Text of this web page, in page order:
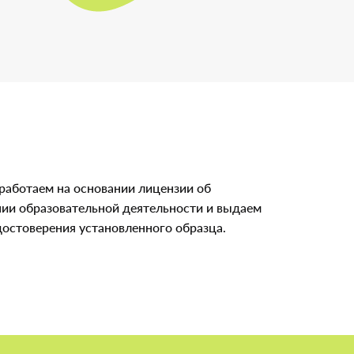
на основании лицензии об
образовательной деятельности и выдаем
установленного образца.